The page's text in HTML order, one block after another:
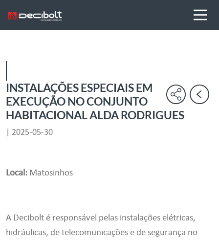
INSTALAÇÕES ESPECIAIS EM
EXECUÇÃO NO CONJUNTO
HABITACIONAL ALDA RODRIGUES
| 2025-05-30
Local: Matosinhos
A Decibolt é responsável pelas instalações elétricas,
hidráulicas, de telecomunicações e de segurança no